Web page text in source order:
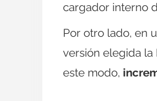
cargador interno
Por otro lado, en
versión elegida la
este modo,